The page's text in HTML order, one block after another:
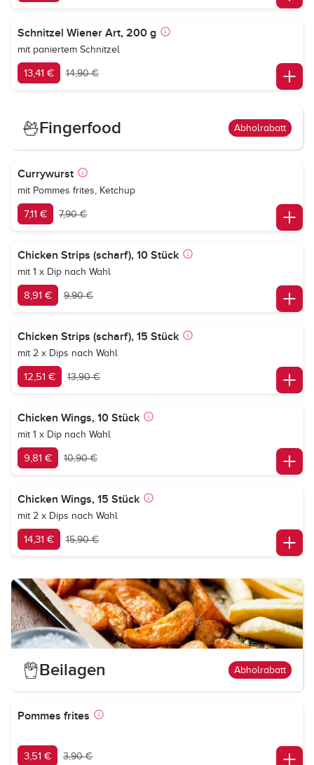
Schnitzel Wiener Art, 200 g
mit paniertem Schnitzel
13,41 € 14,90 €
Fingerfood Abholrabatt
Currywurst
mit Pommes frites, Ketchup
7,11 € 7,90 €
Chicken Strips (scharf), 10 Stück
mit 1 x Dip nach Wahl
8,91 € 9,90 €
Chicken Strips (scharf), 15 Stück
mit 2 x Dips nach Wahl
12,51 € 13,90 €
Chicken Wings, 10 Stück
mit 1 x Dip nach Wahl
9,81 € 10,90 €
Chicken Wings, 15 Stück
mit 2 x Dips nach Wahl
14,31 € 15,90 €
Beilagen Abholrabatt
Pommes frites
3,51 € 3,90 €